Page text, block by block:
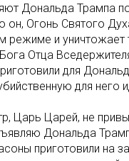
Дональда Трампа
он, Огонь Святого
режиме и уничтожает
Отца
для
для него
Царь Царей, не
Дональда
приготовили на